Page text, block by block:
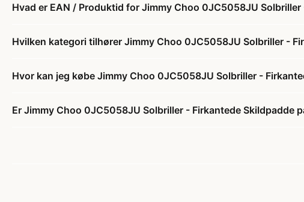
Hvad er EAN / Produktid for Jimmy Choo 0JC5058JU
Hvilken kategori tilhører Jimmy Choo 0JC5058JU Solbriller -
Hvor kan jeg købe Jimmy Choo 0JC5058JU Solbriller -
Er Jimmy Choo 0JC5058JU Solbriller - Firkantede Skildpadde